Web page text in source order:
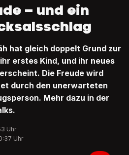
– und ein
hat gleich doppelt Grund zur
erstes Kind, und ihr neues
Die Freude wird
durch den unerwarteten
Mehr dazu in der
Uhr
Uhr